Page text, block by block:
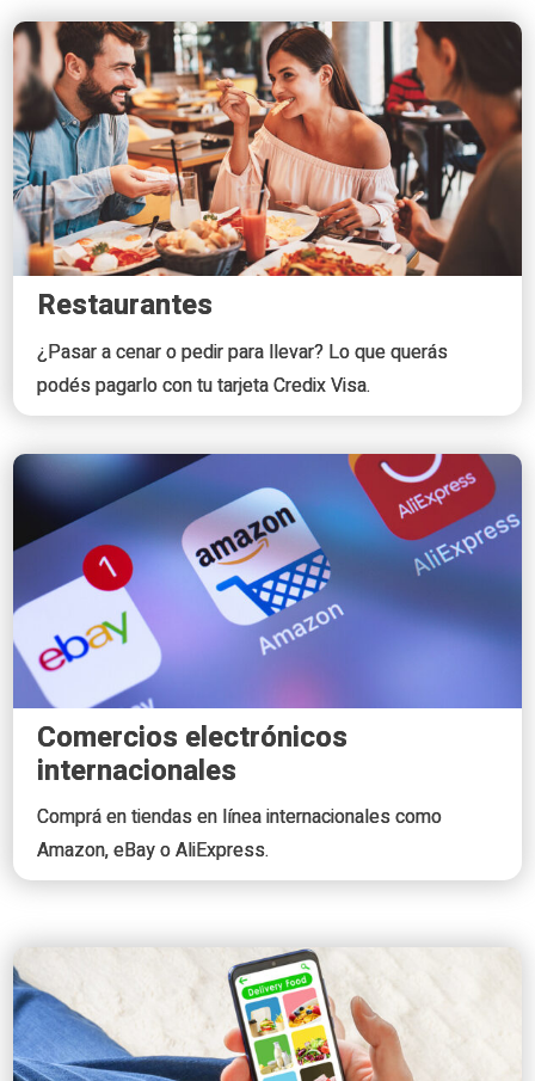
Restaurantes
¿Pasar a cenar o pedir para llevar? Lo que querás
podés pagarlo con tu tarjeta Credix Visa.
Comercios electrónicos
internacionales
Comprá en tiendas en línea internacionales como
Amazon, eBay o AliExpress.